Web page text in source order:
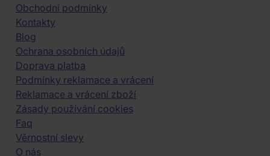
Obchodní podmínky
Kontakty
Blog
Ochrana osobních údajů
Doprava platba
Podmínky reklamace a vrácení
Reklamace a vrácení zboží
Zásady používání cookies
Faq
Věrnostní slevy
O nás